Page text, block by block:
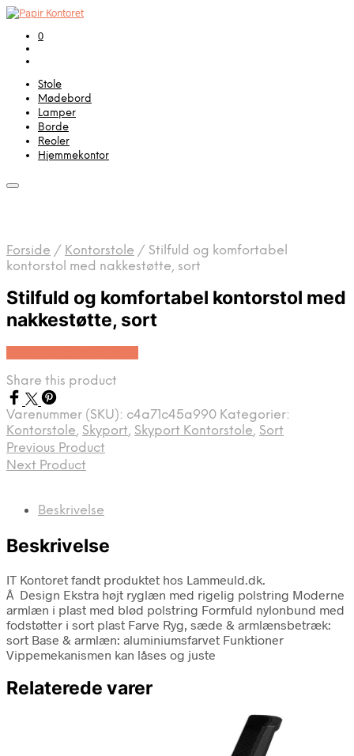
0
Stole
Mødebord
Lamper
Borde
Reoler
Hjemmekontor
Forside / Kontorstole / Stilfuld og komfortabel
kontorstol med nakkestøtte, sort
Stilfuld og komfortabel kontorstol med
nakkestøtte, sort
Share this product
Varenummer (SKU): c4a71c45a990 Kategorier:
Kontorstole, Skyport, Skyport Kontorstole, Sort
Previous Product
Next Product
Beskrivelse
Beskrivelse
IT Kontoret fandt produktet hos Lammeuld.dk.
Â Design Ekstra højt ryglæn med rigelig polstring Moderne
armlæn i plast med blød polstring Formfuld nylonbund med
fodstøtter i sort plast Farve Ryg, sæde & armlænsbetræk:
sort Base & armlæn: aluminiumsfarvet Funktioner
Vippemekanismen kan låses og juste
Relaterede varer